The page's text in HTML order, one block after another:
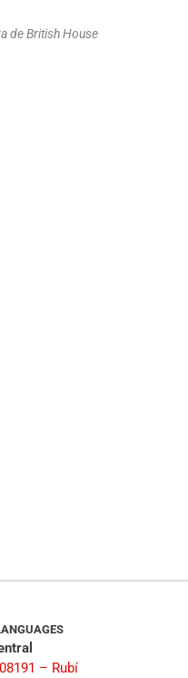
de British House
– Rubí